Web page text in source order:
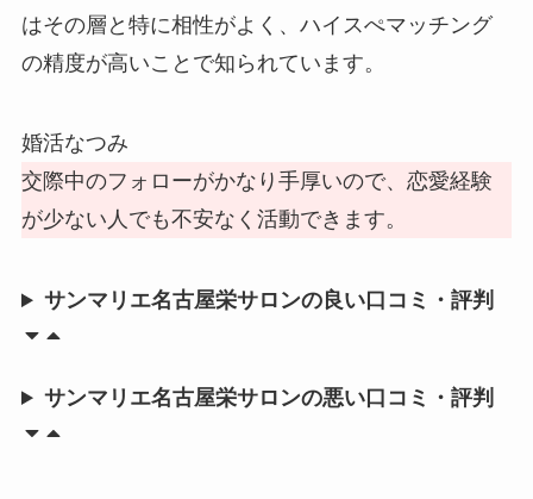
はその層と特に相性がよく、ハイスぺマッチング
の精度が高いことで知られています。
婚活なつみ
交際中のフォローがかなり手厚いので、恋愛経験
が少ない人でも不安なく活動できます。
サンマリエ名古屋栄サロンの良い口コミ・評判
サンマリエ名古屋栄サロンの悪い口コミ・評判